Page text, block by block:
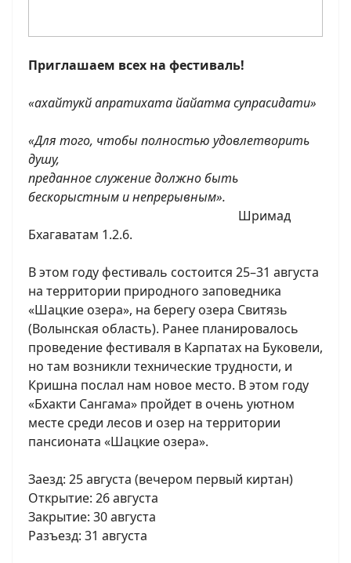
Приглашаем всех на фестиваль!
«ахайтукй апратихата йайатма супрасидати»
«Для того, чтобы полностью удовлетворить
душу,
преданное служение должно быть
бескорыстным и непрерывным».
Шримад
Бхагаватам 1.2.6.
В этом году фестиваль состоится 25–31 августа
на территории природного заповедника
«Шацкие озера», на берегу озера Свитязь
(Волынская область). Ранее планировалось
проведение фестиваля в Карпатах на Буковели,
но там возникли технические трудности, и
Кришна послал нам новое место. В этом году
«Бхакти Сангама» пройдет в очень уютном
месте среди лесов и озер на территории
пансионата «Шацкие озера».
Заезд: 25 августа (вечером первый киртан)
Открытие: 26 августа
Закрытие: 30 августа
Разъезд: 31 августа